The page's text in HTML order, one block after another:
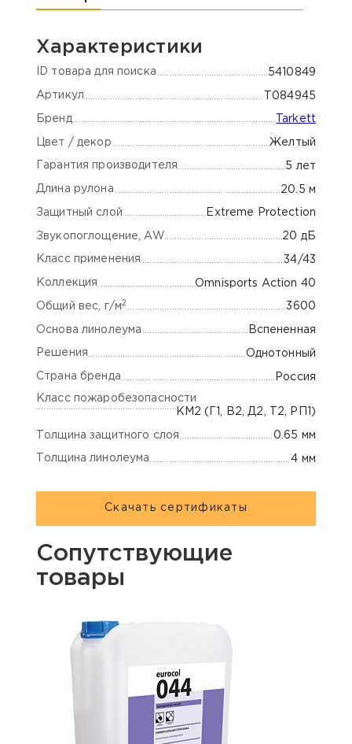
Характеристики
ID товара для поиска 5410849
Артикул Т084945
Бренд Tarkett
Цвет / декор Желтый
Гарантия производителя 5 лет
Длина рулона 20.5 м
Защитный слой Extreme Protection
Звукопоглощение, AW 20 дБ
Класс применения 34/43
Коллекция Omnisports Action 40
Общий вес, г/м2 3600
Основа линолеума Вспененная
Решения Однотонный
Страна бренда Россия
Класс пожаробезопасности
КМ2 (Г1, В2, Д2, Т2, РП1)
Толщина защитного слоя 0.65 мм
Толщина линолеума 4 мм
Скачать сертификаты
Сопутствующие
товары